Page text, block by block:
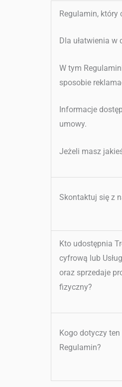
Regulamin, który
Dla ułatwienia
W tym
sposobie
Informacje
umowy.
Jeżeli masz
Skontaktuj się z
Kto udostępnia
cyfrową lub
oraz sprzedaje
fizyczny?
Kogo dotyczy ten
Regulamin?